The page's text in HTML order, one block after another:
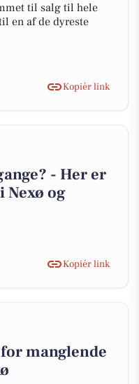
til salg til hele
en af de dyreste
Kopiér link
- Her er
Nexø og
Kopiér link
manglende